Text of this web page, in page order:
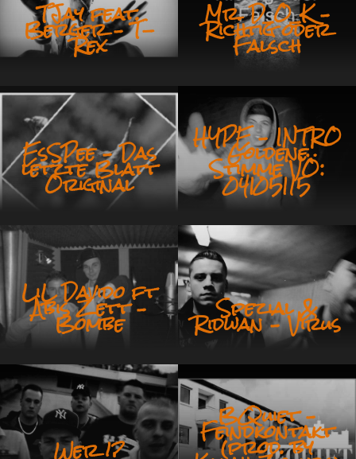
TJay feat.
Berger – T-
Rex
Mr. D_O_K –
Richtig oder
Falsch
EsSPee – Das
letzte Blatt
Original
HYPE – INTRO
Goldene
Stimme VÖ:
04|05|15
LiL Davido ft
Abis Zett –
Bombe Spezial &
Ridwan – Virus
Wer !?
BQuiet –
Feindkontakt
(prod. by